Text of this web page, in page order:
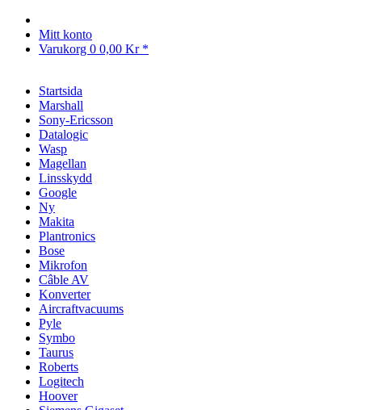
Mitt konto
Varukorg 0 0,00 Kr *
Startsida
Marshall
Sony-Ericsson
Datalogic
Wasp
Magellan
Linsskydd
Google
Ny
Makita
Plantronics
Bose
Mikrofon
Câble AV
Konverter
Aircraftvacuums
Pyle
Symbo
Taurus
Roberts
Logitech
Hoover